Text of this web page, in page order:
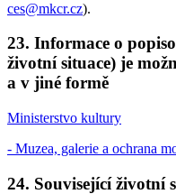
ces@mkcr.cz).
23. Informace o
životní situace) je
a v jiné formě
Ministerstvo kultury
- Muzea, galerie a ochrana
24. Související životní